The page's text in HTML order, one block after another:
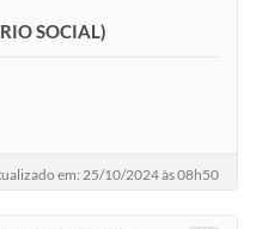
SOCIAL)
em: 25/10/2024 às 08h50